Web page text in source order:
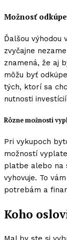
Možnosť
Ďalšou výhodou
zvyčajne
znamená, že aj
môžu byť
tých, ktorí sa
nutnosti
Rôzne možnosti
Pri vykupoch
možností
platbe alebo na
vyhovuje. To
potrebám a
Koho